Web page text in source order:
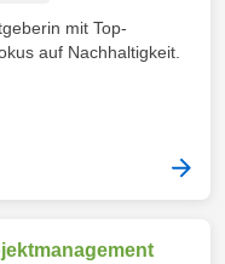
mit Top-
auf Nachhaltigkeit.